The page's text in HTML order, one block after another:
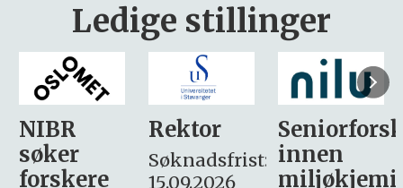
Ledige stillinger
Rektor
Søknadsfrist:
15.09.2026
Seniorforsker
innen
miljøkjemi
søker